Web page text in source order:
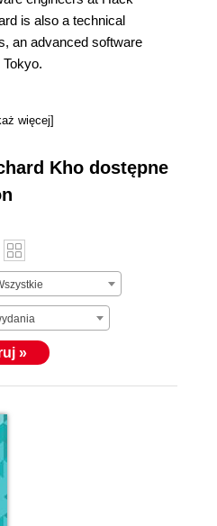
is also a technical
an advanced software
więcej]
Kho dostępne
»